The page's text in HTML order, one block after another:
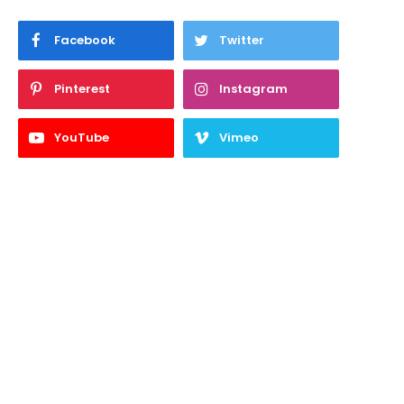
Facebook Twitter
Pinterest Instagram
YouTube Vimeo